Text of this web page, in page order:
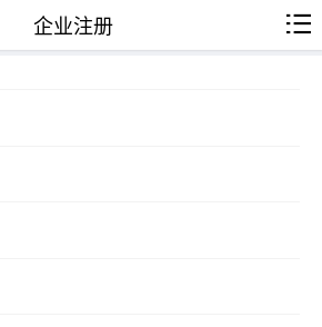
企业注册